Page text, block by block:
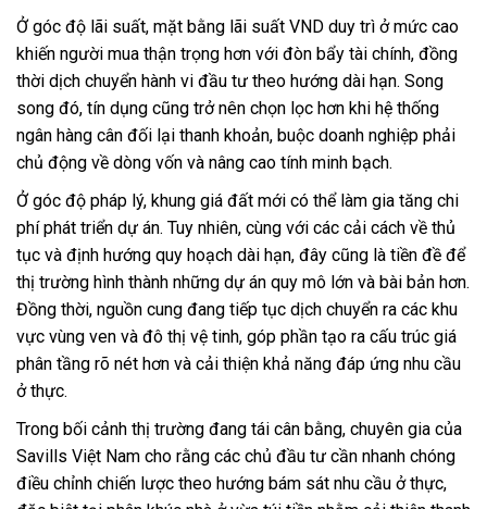
Ở góc độ lãi suất, mặt bằng lãi suất VND duy trì ở mức cao
khiến người mua thận trọng hơn với đòn bẩy tài chính, đồng
thời dịch chuyển hành vi đầu tư theo hướng dài hạn. Song
song đó, tín dụng cũng trở nên chọn lọc hơn khi hệ thống
ngân hàng cân đối lại thanh khoản, buộc doanh nghiệp phải
chủ động về dòng vốn và nâng cao tính minh bạch.
Ở góc độ pháp lý, khung giá đất mới có thể làm gia tăng chi
phí phát triển dự án. Tuy nhiên, cùng với các cải cách về thủ
tục và định hướng quy hoạch dài hạn, đây cũng là tiền đề để
thị trường hình thành những dự án quy mô lớn và bài bản hơn.
Đồng thời, nguồn cung đang tiếp tục dịch chuyển ra các khu
vực vùng ven và đô thị vệ tinh, góp phần tạo ra cấu trúc giá
phân tầng rõ nét hơn và cải thiện khả năng đáp ứng nhu cầu
ở thực.
Trong bối cảnh thị trường đang tái cân bằng, chuyên gia của
Savills Việt Nam cho rằng các chủ đầu tư cần nhanh chóng
điều chỉnh chiến lược theo hướng bám sát nhu cầu ở thực,